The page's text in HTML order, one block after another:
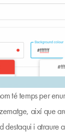
té temps per
així que
destaqui i atraure